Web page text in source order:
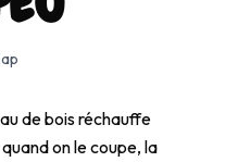
de bois réchauffe
on le coupe, la